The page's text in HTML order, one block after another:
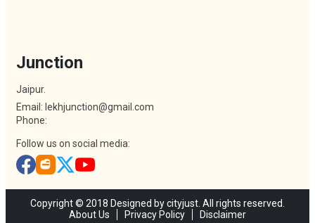
Junction
Jaipur.
Email: lekhjunction@gmail.com
Phone:
Follow us on social media:
Copyright © 2018 Designed by cityjust. All rights reserved.
About Us
Privacy Policy Disclaimer